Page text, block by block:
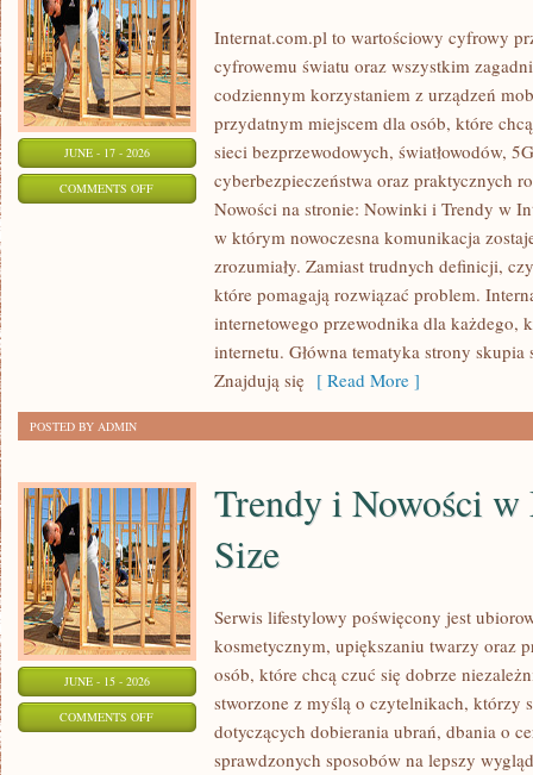
JUNE - 17 - 2026
COMMENTS OFFON
PORADNIKI
UŻYTKOWNIKA
Internat.com.pl to wartościowy cyfrowy
cyfrowemu światu oraz wszystkim
codziennym korzystaniem z urządzeń
przydatnym miejscem dla osób, które
sieci bezprzewodowych, światłowodów,
cyberbezpieczeństwa oraz praktycznych
Nowości na stronie: Nowinki i Trendy w
w którym nowoczesna komunikacja
zrozumiały. Zamiast trudnych definicji,
które pomagają rozwiązać problem.
internetowego przewodnika dla każdego,
internetu. Główna tematyka strony
Znajdują się [ Read More ]
POSTED BY ADMIN
JUNE - 15 - 2026
COMMENTS OFFON
Trendy i Nowości w
Size
Serwis lifestylowy poświęcony jest
kosmetycznym, upiększaniu twarzy oraz
osób, które chcą czuć się dobrze
stworzone z myślą o czytelnikach, którzy
dotyczących dobierania ubrań, dbania o
sprawdzonych sposobów na lepszy